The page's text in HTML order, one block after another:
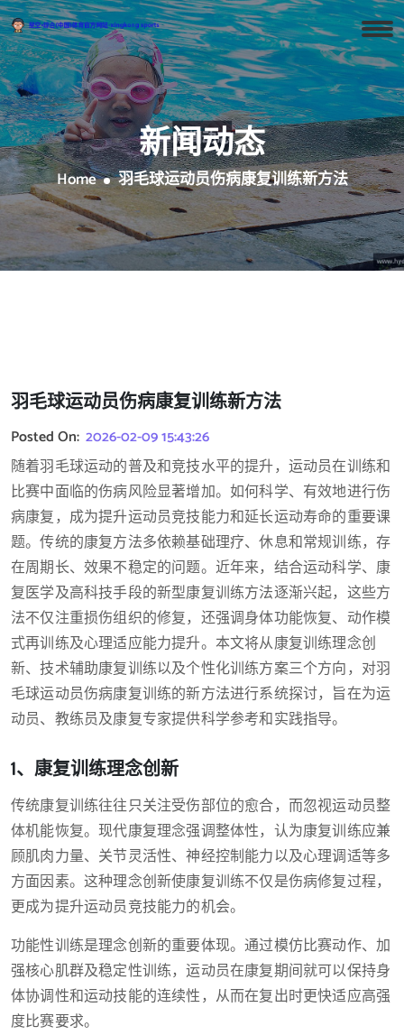
新闻动态
Home 羽毛球运动员伤病康复训练新方法
羽毛球运动员伤病康复训练新方法
Posted On: 2026-02-09 15:43:26
随着羽毛球运动的普及和竞技水平的提升，运动员在训练和
比赛中面临的伤病风险显著增加。如何科学、有效地进行伤
病康复，成为提升运动员竞技能力和延长运动寿命的重要课
题。传统的康复方法多依赖基础理疗、休息和常规训练，存
在周期长、效果不稳定的问题。近年来，结合运动科学、康
复医学及高科技手段的新型康复训练方法逐渐兴起，这些方
法不仅注重损伤组织的修复，还强调身体功能恢复、动作模
式再训练及心理适应能力提升。本文将从康复训练理念创
新、技术辅助康复训练以及个性化训练方案三个方向，对羽
毛球运动员伤病康复训练的新方法进行系统探讨，旨在为运
动员、教练员及康复专家提供科学参考和实践指导。
1、康复训练理念创新
传统康复训练往往只关注受伤部位的愈合，而忽视运动员整
体机能恢复。现代康复理念强调整体性，认为康复训练应兼
顾肌肉力量、关节灵活性、神经控制能力以及心理调适等多
方面因素。这种理念创新使康复训练不仅是伤病修复过程，
更成为提升运动员竞技能力的机会。
功能性训练是理念创新的重要体现。通过模仿比赛动作、加
强核心肌群及稳定性训练，运动员在康复期间就可以保持身
体协调性和运动技能的连续性，从而在复出时更快适应高强
度比赛要求。